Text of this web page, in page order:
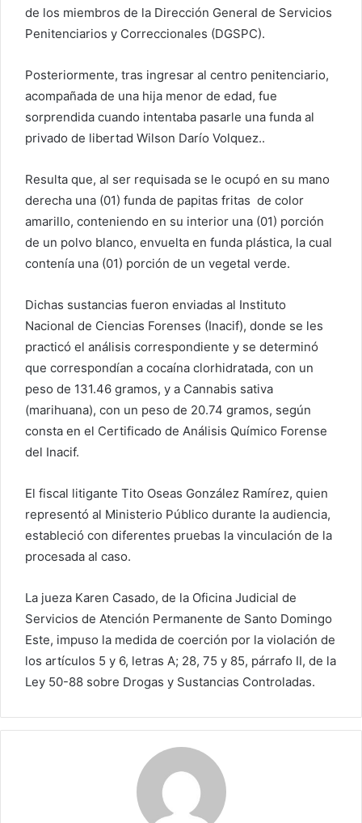
de los miembros de la Dirección General de Servicios
Penitenciarios y Correccionales (DGSPC).
Posteriormente, tras ingresar al centro penitenciario,
acompañada de una hija menor de edad, fue
sorprendida cuando intentaba pasarle una funda al
privado de libertad Wilson Darío Volquez..
Resulta que, al ser requisada se le ocupó en su mano
derecha una (01) funda de papitas fritas de color
amarillo, conteniendo en su interior una (01) porción
de un polvo blanco, envuelta en funda plástica, la cual
contenía una (01) porción de un vegetal verde.
Dichas sustancias fueron enviadas al Instituto
Nacional de Ciencias Forenses (Inacif), donde se les
practicó el análisis correspondiente y se determinó
que correspondían a cocaína clorhidratada, con un
peso de 131.46 gramos, y a Cannabis sativa
(marihuana), con un peso de 20.74 gramos, según
consta en el Certificado de Análisis Químico Forense
del Inacif.
El fiscal litigante Tito Oseas González Ramírez, quien
representó al Ministerio Público durante la audiencia,
estableció con diferentes pruebas la vinculación de la
procesada al caso.
La jueza Karen Casado, de la Oficina Judicial de
Servicios de Atención Permanente de Santo Domingo
Este, impuso la medida de coerción por la violación de
los artículos 5 y 6, letras A; 28, 75 y 85, párrafo II, de la
Ley 50-88 sobre Drogas y Sustancias Controladas.